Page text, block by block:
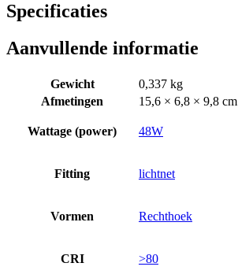
Specificaties
Aanvullende informatie
Gewicht
0,337 kg
Afmetingen
15,6 × 6,8 × 9,8 cm
Wattage (power) 48W
Fitting lichtnet
Vormen Rechthoek
CRI >80